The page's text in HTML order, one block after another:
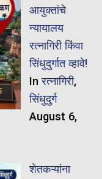
आयुक्तांचे
न्यायालय
रत्नागिरी किंवा
सिंधुदुर्गात व्हावे!
Inरत्नागिरी,
सिंधुदुर्ग
August 6,
शेतकऱ्यांना